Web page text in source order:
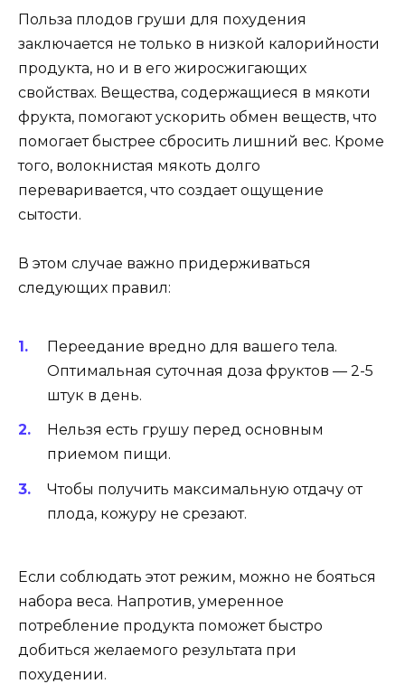
Польза плодов груши для похудения
заключается не только в низкой калорийности
продукта, но и в его жиросжигающих
свойствах. Вещества, содержащиеся в мякоти
фрукта, помогают ускорить обмен веществ, что
помогает быстрее сбросить лишний вес. Кроме
того, волокнистая мякоть долго
переваривается, что создает ощущение
сытости.
В этом случае важно придерживаться
следующих правил:
Переедание вредно для вашего тела.
Оптимальная суточная доза фруктов — 2-5
штук в день.
Нельзя есть грушу перед основным
приемом пищи.
Чтобы получить максимальную отдачу от
плода, кожуру не срезают.
Если соблюдать этот режим, можно не бояться
набора веса. Напротив, умеренное
потребление продукта поможет быстро
добиться желаемого результата при
похудении.